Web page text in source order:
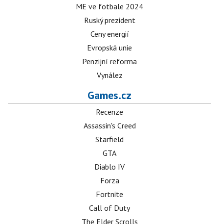
ME ve fotbale 2024
Ruský prezident
Ceny energií
Evropská unie
Penzijní reforma
Vynález
Games.cz
Recenze
Assassin's Creed
Starfield
GTA
Diablo IV
Forza
Fortnite
Call of Duty
The Elder Scrolls